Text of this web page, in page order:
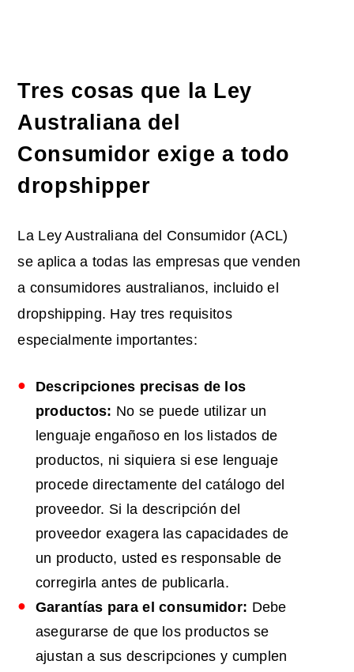
Tres cosas que la Ley
Australiana del
Consumidor exige a todo
dropshipper
La Ley Australiana del Consumidor (ACL)
se aplica a todas las empresas que venden
a consumidores australianos, incluido el
dropshipping. Hay tres requisitos
especialmente importantes:
Descripciones precisas de los
productos: No se puede utilizar un
lenguaje engañoso en los listados de
productos, ni siquiera si ese lenguaje
procede directamente del catálogo del
proveedor. Si la descripción del
proveedor exagera las capacidades de
un producto, usted es responsable de
corregirla antes de publicarla.
Garantías para el consumidor: Debe
asegurarse de que los productos se
ajustan a sus descripciones y cumplen